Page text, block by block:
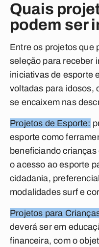
Quais
podem ser
Entre os projetos que
seleção para receber
iniciativas de esporte
voltadas para idosos,
se encaixem nas
Projetos de Esporte:
esporte como
beneficiando
o acesso ao esporte
cidadania,
modalidades surf e
Projetos para
deverá ser em
financeira, com o